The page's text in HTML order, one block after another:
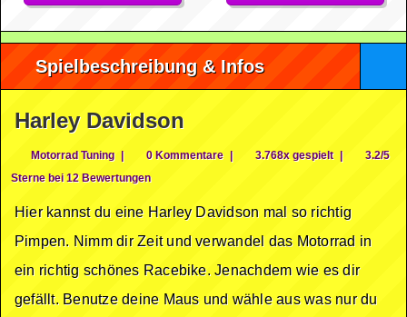
Spielbeschreibung & Infos
Harley Davidson
Motorrad Tuning | 0 Kommentare | 3.768x gespielt |
3.2/5
Sterne bei 12 Bewertungen
Hier kannst du eine Harley Davidson mal so richtig
Pimpen. Nimm dir Zeit und verwandel das Motorrad in
ein richtig schönes Racebike. Jenachdem wie es dir
gefällt. Benutze deine Maus und wähle aus was nur du